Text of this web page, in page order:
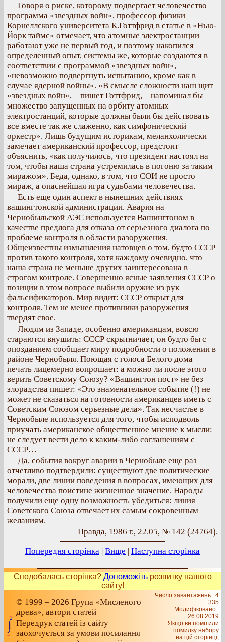
Говоря о риске, которому подвергает человечество
программа «звездных войн», профессор физики
Корнеллского университета К.Готтфрид в статье в «Нью-
Йорк таймс» отмечает, что атомные электростанции
работают уже не первый год, и поэтому накопился
определенный опыт, системы же, которые создаются в
соответствии с программой «звездных войн»,
«невозможно подвергнуть испытанию, кроме как в
случае ядерной войны». «В смысле сложности наш щит
«звездных войн», – пишет Готтфрид, – напоминал бы
множество запущенных на орбиту атомных
электростанций, которые должны были бы действовать
все вместе так же слаженно, как симфонический
оркестр». Лишь будущим историкам, меланхолически
замечает американский профессор, предстоит
объяснить, «как получилось, что президент настоял на
том, чтобы наша страна устремилась в погоню за таким
миражом». Беда, однако, в том, что СОИ не просто
мираж, а опаснейшая игра судьбами человечества.
Есть еще один аспект в нынешних действиях
вашингтонской администрации. Авария на
Чернобыльской АЭС используется Вашингтоном в
качестве предлога для отказа от серьезного диалога по
проблеме контроля в области разоружения.
Общеизвестны измышления натовцев о том, будто СССР
против такого контроля, хотя каждому очевидно, что
наша страна не меньше других заинтересована в
строгом контроле. Совершенно ясные заявления СССР о
позиции в этом вопросе выбили оружие из рук
фальсификаторов. Мир видит: СССР открыт для
контроля. Тем не менее противники разоружения
твердят свое.
Людям из Западе, особенно американцам, вовсю
стараются внушить: СССР скрытничает, он будто бы с
опозданием сообщает миру подробности о положении в
районе Чернобыля. Поющая с голоса Белого дома
печать лицемерно вопрошает: а можно ли после этого
верить Советскому Союзу? «Вашингтон пост» не без
злорадства пишет: «Это знаменательное событие (!) не
может не сказаться на готовности американцев иметь с
Советским Союзом серьезные дела». Так несчастье в
Чернобыле используется для того, чтобы исподволь
приучать американское общественное мнение к мысли:
не следует вести дело к каким-либо соглашениям с
СССР…
Да, события вокруг аварии в Чернобыле еще раз
отчетливо подтвердили: существуют две политические
морали, две линии поведения в вопросах, имеющих для
человечества поистине жизненное значение. Народы
получили еще одну возможность убедиться: линия
Советского Союза отвечает их самым сокровенным
желаниям.
Правда, 1986 г., 22.05, № 142 (24764).
Попередня сторінка | Вище | Наступна сторінка
Сподобалась сторінка? Допоможітьрозвитку нашого
сайту!
© 1999 – 2026 Група «Мисленого
древа», автори статей
Передрук статей із сайту
заохочується за умови посилання
Число завантажень : 4
335
Модифіковано :
26.08.2019
Якщо ви помітили
помилку набору
на цiй сторiнцi,